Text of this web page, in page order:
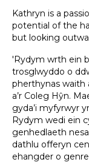
Kathryn is a
potential of the
but looking
'Rydym wrth ein
trosglwyddo o
pherthynas waith
a’r Coleg Hŷn.
gyda’i myfyrwyr
Rydym wedi ein
genhedlaeth
dathlu offeryn
ehangder o